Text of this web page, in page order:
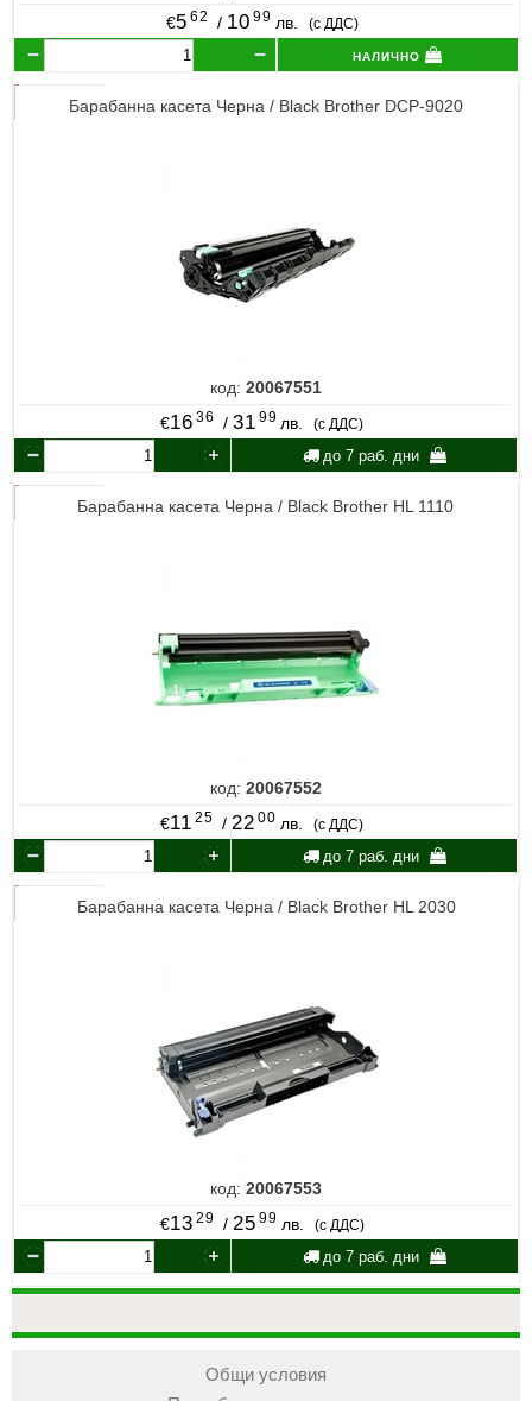
€5 62 / 10 99 лв. (с ДДС)
налично
Барабанна касета Черна / Black Brother DCP-9020
код: 20067551
€16 36 / 31 99 лв. (с ДДС)
до 7 раб. дни
Барабанна касета Черна / Black Brother HL 1110
код: 20067552
€11 25 / 22 00 лв. (с ДДС)
до 7 раб. дни
Барабанна касета Черна / Black Brother HL 2030
код: 20067553
€13 29 / 25 99 лв. (с ДДС)
до 7 раб. дни
Общи условия